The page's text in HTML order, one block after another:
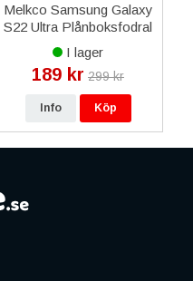
Melkco Samsung Galaxy
S22 Ultra Plånboksfodral
- Svart
I lager
189 kr 299 kr
Info Köp